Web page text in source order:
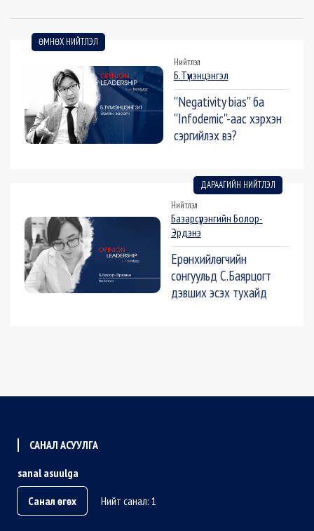
ӨМНӨХ НИЙТЛЭЛ
Нийтлэл
Б.Түмэнцэнгэл
''Negativity bias'' ба
''Infodemic''-аас хэрхэн
сэргийлэх вэ?
ДАРААГИЙН НИЙТЛЭЛ
Нийтлэл
Базарсүрэнгийн Болор-
Эрдэнэ
Ерөнхийлөгчийн
сонгуульд С.Баярцогт
дэвших эсэх тухайд
САНАЛ АСУУЛГА
sanal asuulga
Санал өгөх
Нийт санал: 1